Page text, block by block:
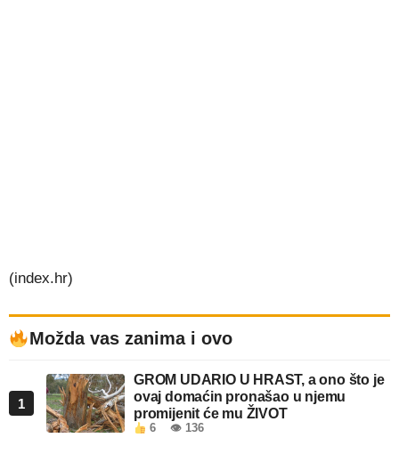
(index.hr)
Možda vas zanima i ovo
1
GROM UDARIO U HRAST, a ono što je
ovaj domaćin pronašao u njemu
promijenit će mu ŽIVOT
6 👁 136